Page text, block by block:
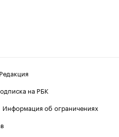
Редакция
на РБК
Информация об ограничениях